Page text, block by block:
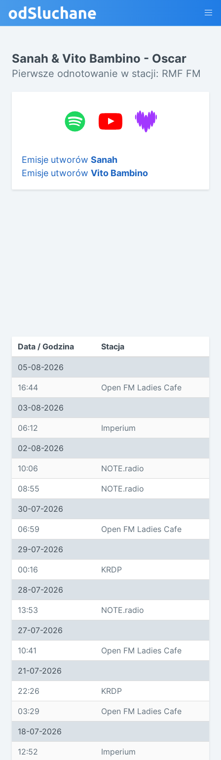
Sanah & Vito Bambino - Oscar
Pierwsze odnotowanie w stacji: RMF FM
Emisje utworów Sanah
Emisje utworów Vito Bambino
Data / Godzina Stacja
05-08-2026
16:44 Open FM Ladies Cafe
03-08-2026
06:12 Imperium
02-08-2026
10:06 NOTE.radio
08:55 NOTE.radio
30-07-2026
06:59 Open FM Ladies Cafe
29-07-2026
00:16 KRDP
28-07-2026
13:53 NOTE.radio
27-07-2026
10:41 Open FM Ladies Cafe
21-07-2026
22:26 KRDP
03:29 Open FM Ladies Cafe
18-07-2026
12:52 Imperium